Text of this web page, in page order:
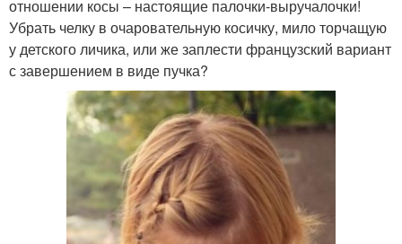
отношении косы – настоящие палочки-выручалочки!
Убрать челку в очаровательную косичку, мило торчащую
у детского личика, или же заплести французский вариант
с завершением в виде пучка?